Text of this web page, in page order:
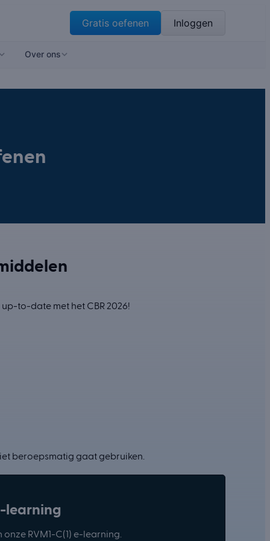
Gratis oefenen Inloggen
Over ons
to-date met het CBR 2026!
beroepsmatig gaat gebruiken.
learning
RVM1-C(1) e-learning.